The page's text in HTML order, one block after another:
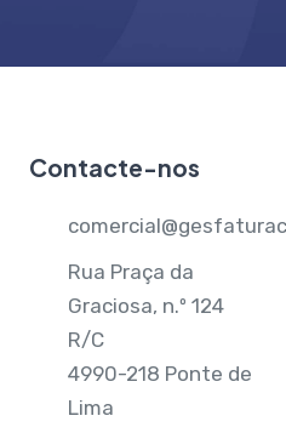
Contacte-nos
Rua Praça da
Graciosa, n.º 124
R/C
4990-218 Ponte de
Lima